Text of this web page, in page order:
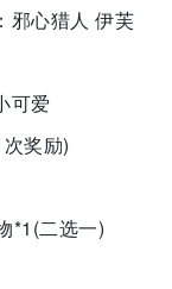
心猎人 伊芙
可爱
奖励)
二选一)